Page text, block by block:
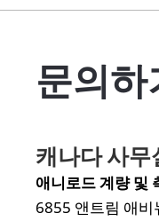
문의하
캐나다 사무
애니로드 계량 및
6855 앤트림 애비